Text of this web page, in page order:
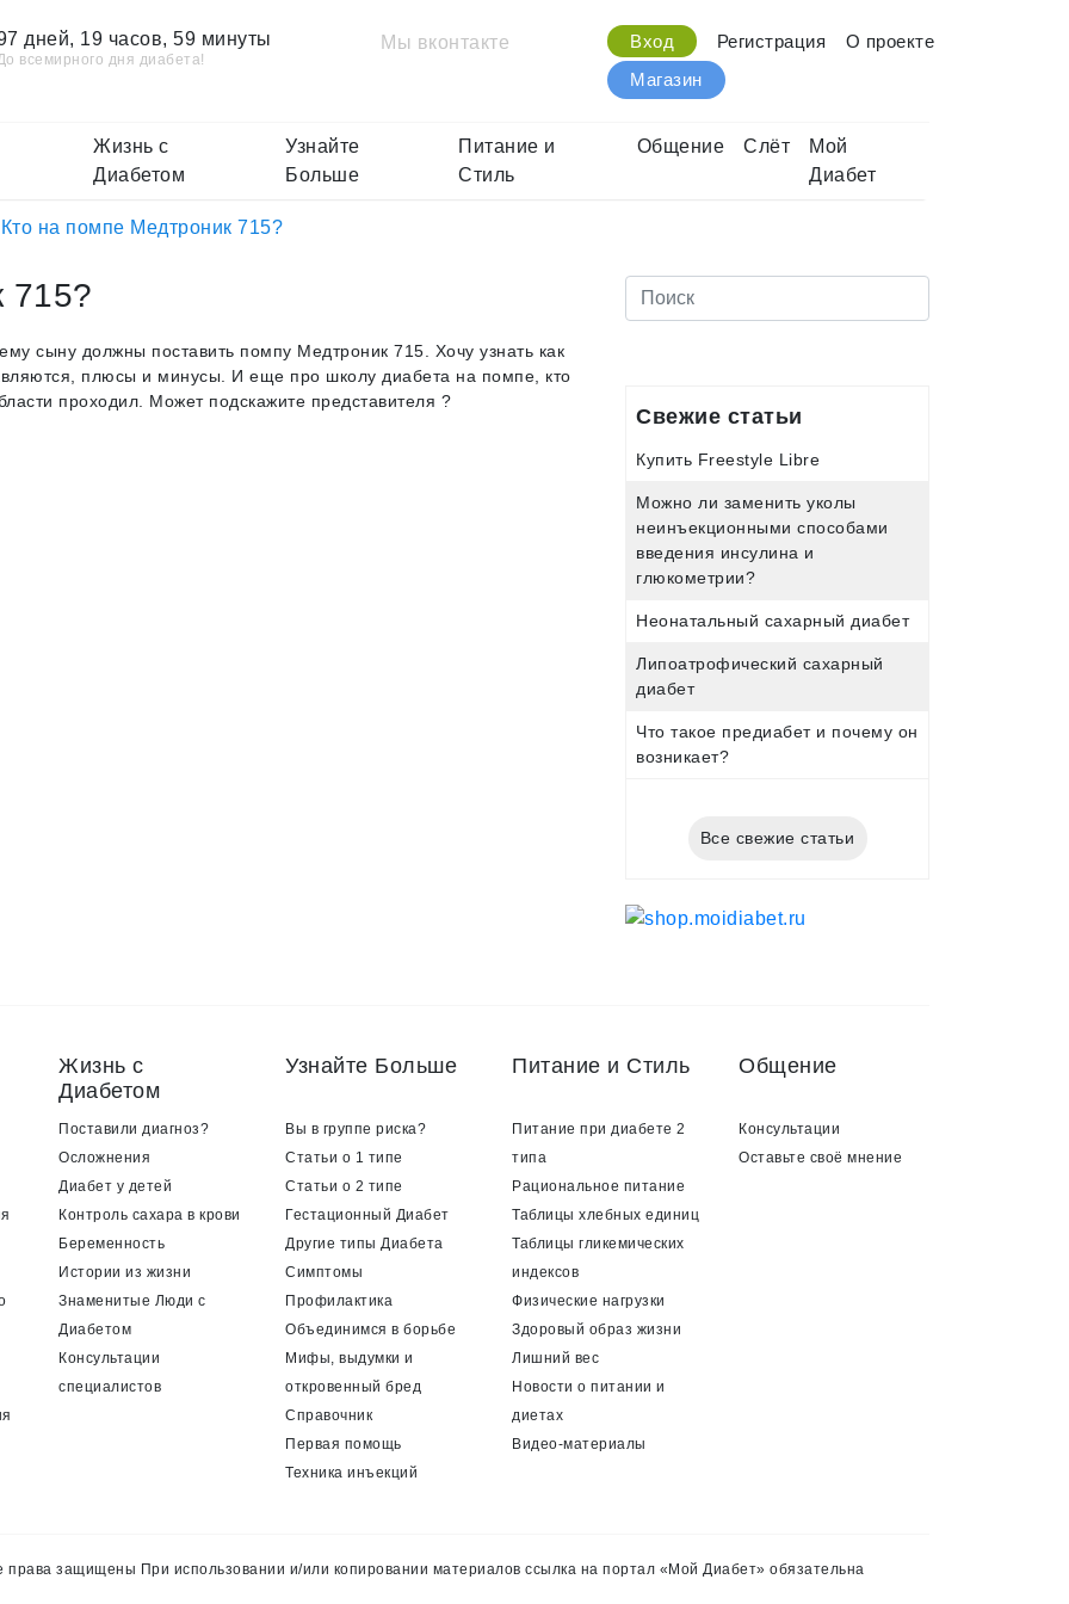
дней, 19 часов, 59 минуты
всемирного дня диабета!
Мы вконтакте Вход Регистрация
О проекте
Магазин
Жизнь с
Диабетом
Узнайте
Больше
Питание и
Стиль
Общение Слёт
Мой
Диабет
Кто на помпе Медтроник 715?
715?
сыну должны поставить помпу Медтроник 715. Хочу узнать как
плюсы и минусы. И еще про школу диабета на помпе, кто
проходил. Может подскажите представителя ?
Свежие статьи
Купить Freestyle Libre
Можно ли заменить уколы
неинъекционными способами
введения инсулина и
глюкометрии?
Неонатальный сахарный диабет
Липоатрофический сахарный
диабет
Что такое предиабет и почему он
возникает?
Все свежие статьи
Жизнь с
Диабетом
Поставили диагноз?
Осложнения
Диабет у детей
Контроль сахара в крови
Беременность
Истории из жизни
Знаменитые Люди с
Диабетом
Консультации
специалистов
Узнайте Больше
Вы в группе риска?
Статьи о 1 типе
Статьи о 2 типе
Гестационный Диабет
Другие типы Диабета
Симптомы
Профилактика
Объединимся в борьбе
Мифы, выдумки и
откровенный бред
Справочник
Первая помощь
Техника инъекций
Питание и Стиль
Питание при диабете 2
типа
Рациональное питание
Таблицы хлебных единиц
Таблицы гликемических
индексов
Физические нагрузки
Здоровый образ жизни
Лишний вес
Новости о питании и
диетах
Видео-материалы
Общение
Консультации
Оставьте своё мнение
защищены При использовании и/или копировании материалов ссылка на портал «Мой Диабет» обязательна